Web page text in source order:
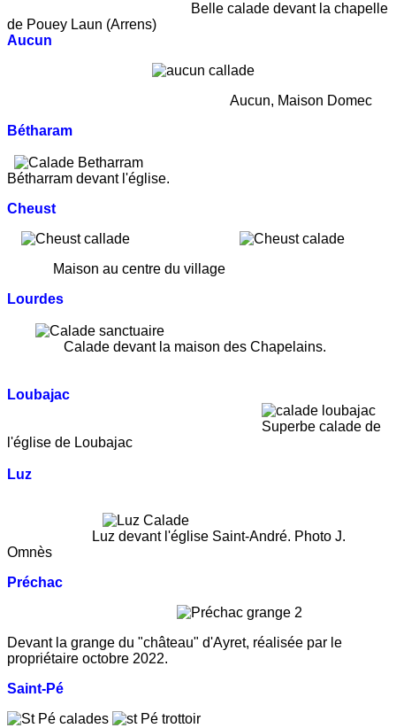
Belle calade devant la chapelle
de Pouey Laun (Arrens)
Aucun
Aucun, Maison Domec
Bétharam
Bétharram devant l'église.
Cheust
Maison au centre du village
Lourdes
Calade devant la maison des Chapelains.
Loubajac
Superbe calade de
l'église de Loubajac
Luz
Luz devant l'église Saint-André. Photo J.
Omnès
Préchac
Devant la grange du "château" d'Ayret, réalisée par le
propriétaire octobre 2022.
Saint-Pé